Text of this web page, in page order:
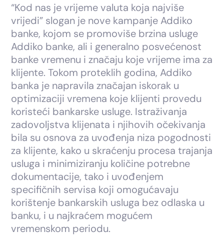
“Kod nas je vrijeme valuta koja najviše
vrijedi” slogan je nove kampanje Addiko
banke, kojom se promoviše brzina usluge
Addiko banke, ali i generalno posvećenost
banke vremenu i značaju koje vrijeme ima za
klijente. Tokom proteklih godina, Addiko
banka je napravila značajan iskorak u
optimizaciji vremena koje klijenti provedu
koristeći bankarske usluge. Istraživanja
zadovoljstva klijenata i njihovih očekivanja
bila su osnova za uvođenja niza pogodnosti
za klijente, kako u skraćenju procesa trajanja
usluga i minimiziranju količine potrebne
dokumentacije, tako i uvođenjem
specifičnih servisa koji omogućavaju
korištenje bankarskih usluga bez odlaska u
banku, i u najkraćem mogućem
vremenskom periodu.